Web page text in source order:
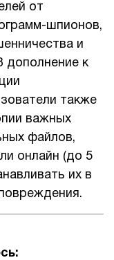
от
шпионов,
и
дополнение к
также
важных
файлов,
онлайн (до 5
их в